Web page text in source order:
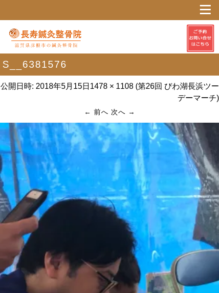
S__6381576
公開日時: 2018年5月15日 1478 × 1108 (第26回 びわ湖長浜ツー
デーマーチ)
← 前へ 次へ →